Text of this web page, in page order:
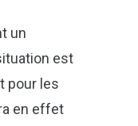
un
est
les
en effet